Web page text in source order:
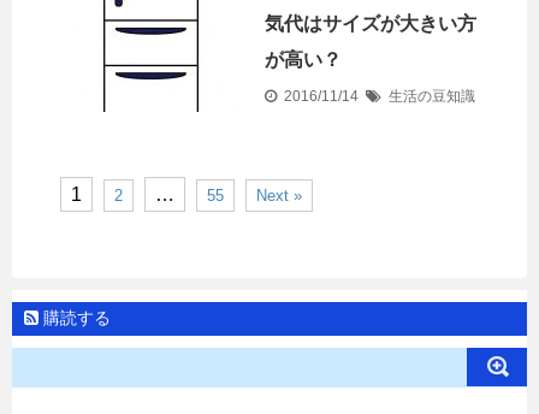
気代はサイズが大きい方
が高い？
2016/11/14 生活の豆知識
1 2 … 55 Next »
購読する